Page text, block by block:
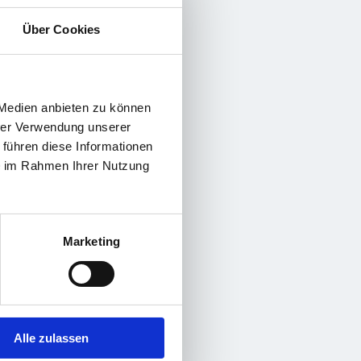
Über Cookies
anbieten zu können
Verwendung unserer
diese Informationen
Rahmen Ihrer Nutzung
Marketing
Alle zulassen